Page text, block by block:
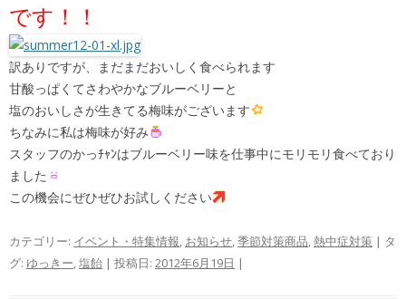
です！！
訳ありですが、まだまだおいしく食べられます
甘酸っぱくてさわやかなブルーベリーと
塩のおいしさが生きてる梅味がございます
ちなみに私は梅味が好み
スタッフのかっﾁｬﾝはブルーベリー味を仕事中にモリモリ食べており
ました
この機会にぜひぜひお試しください
カテゴリー: イベント・特集情報, お知らせ,季節対策商品,熱中症対策 | タ
グ: ゆっきー,塩飴 | 投稿日: 2012年6月19日 |